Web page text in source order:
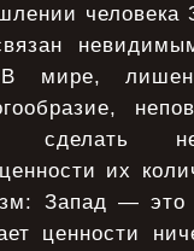
человека
В мире,
сделать
их
Запад — это
ценности